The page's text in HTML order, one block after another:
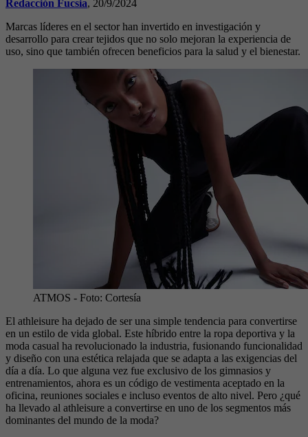
Redacción Fucsia, 20/9/2024
Marcas líderes en el sector han invertido en investigación y
desarrollo para crear tejidos que no solo mejoran la experiencia de
uso, sino que también ofrecen beneficios para la salud y el bienestar.
ATMOS - Foto: Cortesía
El athleisure ha dejado de ser una simple tendencia para convertirse
en un estilo de vida global. Este híbrido entre la ropa deportiva y la
moda casual ha revolucionado la industria, fusionando funcionalidad
y diseño con una estética relajada que se adapta a las exigencias del
día a día. Lo que alguna vez fue exclusivo de los gimnasios y
entrenamientos, ahora es un código de vestimenta aceptado en la
oficina, reuniones sociales e incluso eventos de alto nivel. Pero ¿qué
ha llevado al athleisure a convertirse en uno de los segmentos más
dominantes del mundo de la moda?